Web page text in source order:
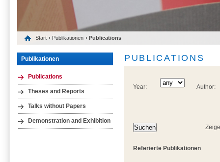
Start › Publikationen › Publications
Publikationen
Publications
Theses and Reports
Talks without Papers
Demonstration and Exhibition
PUBLICATIONS
Year: Author:
Referierte Publikationen